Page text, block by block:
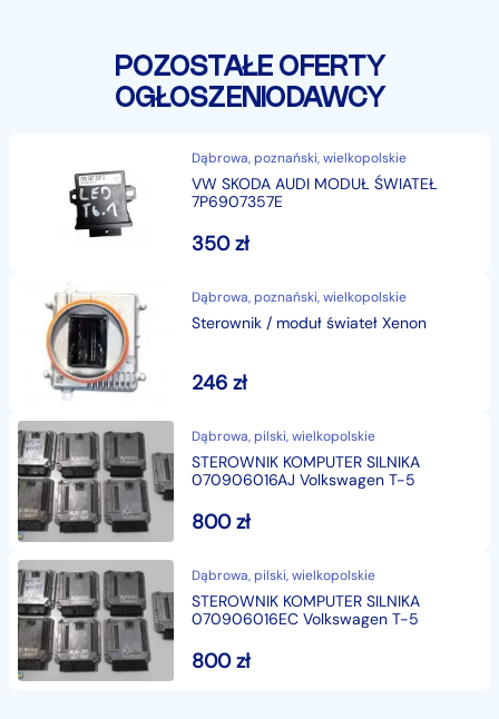
POZOSTAŁE OFERTY
OGŁOSZENIODAWCY
Dąbrowa, poznański, wielkopolskie
VW SKODA AUDI MODUŁ ŚWIATEŁ
7P6907357E
350zł
Dąbrowa, poznański, wielkopolskie
Sterownik / moduł świateł Xenon
246 zł
Dąbrowa, pilski, wielkopolskie
STEROWNIK KOMPUTER SILNIKA
070906016AJ Volkswagen T-5
800zł
Dąbrowa, pilski, wielkopolskie
STEROWNIK KOMPUTER SILNIKA
070906016EC Volkswagen T-5
800zł